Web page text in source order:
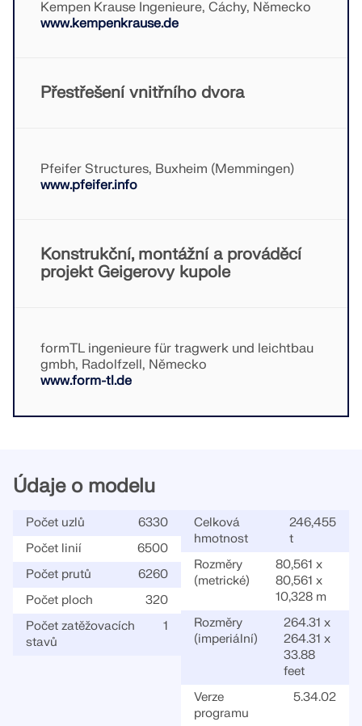
Kempen Krause Ingenieure, Cáchy, Německo
www.kempenkrause.de
Přestřešení vnitřního dvora
Pfeifer Structures, Buxheim (Memmingen)
www.pfeifer.info
Konstrukční, montážní a prováděcí
projekt Geigerovy kupole
formTL ingenieure für tragwerk und leichtbau
gmbh, Radolfzell, Německo
www.form-tl.de
Údaje o modelu
Počet uzlů
6330
Počet linií
6500
Počet prutů
6260
Počet ploch
320
Počet zatěžovacích
stavů
1
Celková
hmotnost
246,455
t
Rozměry
(metrické)
80,561 x
80,561 x
10,328 m
Rozměry
(imperiální)
264.31 x
264.31 x
33.88
feet
Verze
programu
5.34.02